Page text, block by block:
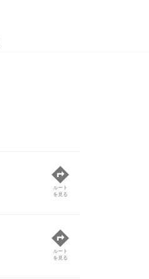
ルート
を見る
ルート
を見る